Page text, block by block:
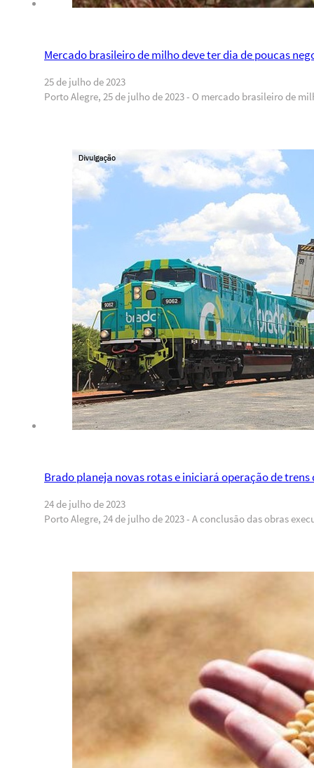
Mercado brasileiro de milho deve ter dia de poucas
25 de julho de 2023
Porto Alegre, 25 de julho de 2023 - O mercado brasileiro de
Brado planeja novas rotas e iniciará operação de
24 de julho de 2023
Porto Alegre, 24 de julho de 2023 - A conclusão das obras